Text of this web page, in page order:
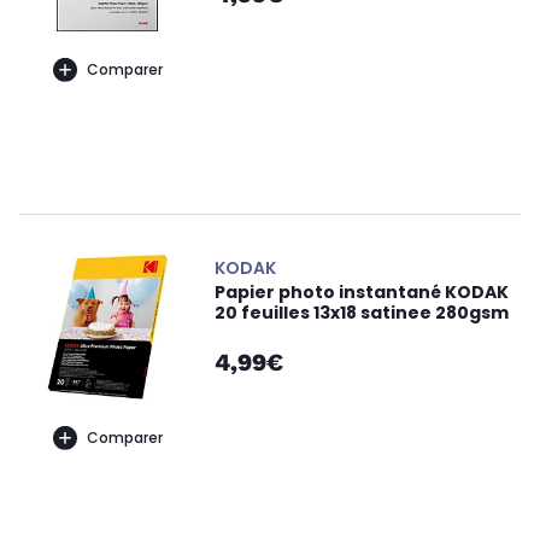
Comparer
Comparer
KODAK
Papier photo instantané KODAK
20 feuilles 13x18 satinee 280gsm
4,99€